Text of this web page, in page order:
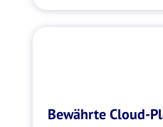
Bewährte Cloud-